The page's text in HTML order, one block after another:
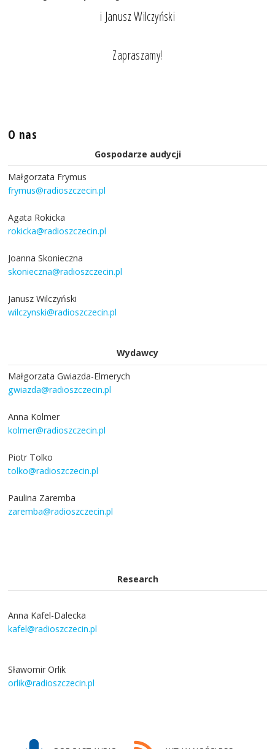
i Janusz Wilczyński
Zapraszamy!
O nas
Gospodarze audycji
Małgorzata Frymus
frymus@radioszczecin.pl
Agata Rokicka
rokicka@radioszczecin.pl
Joanna Skonieczna
skonieczna@radioszczecin.pl
Janusz Wilczyński
wilczynski@radioszczecin.pl
Wydawcy
Małgorzata Gwiazda-Elmerych
gwiazda@radioszczecin.pl
Anna Kolmer
kolmer@radioszczecin.pl
Piotr Tolko
tolko@radioszczecin.pl
Paulina Zaremba
zaremba@radioszczecin.pl
Research
Anna Kafel-Dalecka
kafel@radioszczecin.pl
Sławomir Orlik
orlik@radioszczecin.pl